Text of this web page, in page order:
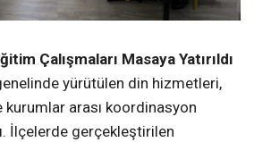
Çalışmaları Masaya Yatırıldı
yürütülen din hizmetleri,
arası koordinasyon
İlçelerde gerçekleştirilen